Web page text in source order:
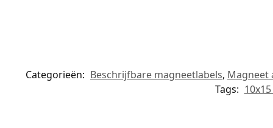
Categorieën: Beschrijfbare magneetlabels, Magneet
Tags: